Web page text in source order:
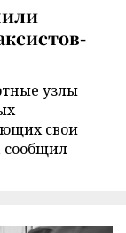
узлы
свои